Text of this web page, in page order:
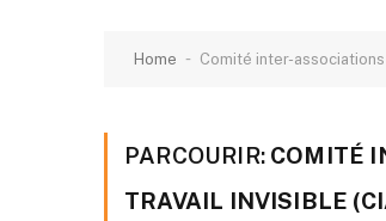
Home - Comité inter-
PARCOURIR: COMITÉ
TRAVAIL INVISIBLE